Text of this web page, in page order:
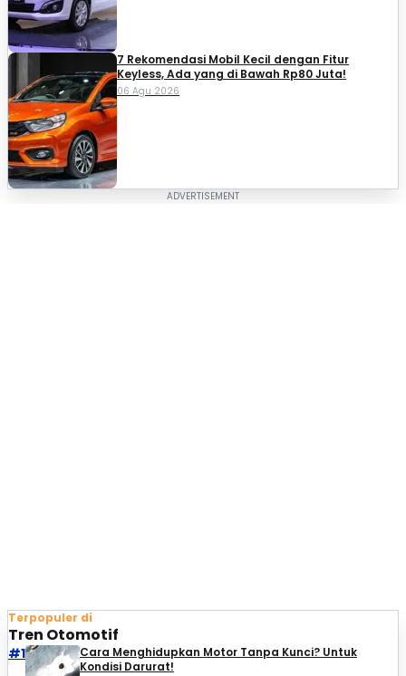
7 Rekomendasi Mobil Kecil dengan Fitur
Keyless, Ada yang di Bawah Rp80 Juta!
06 Agu 2026
Terpopuler di
Tren Otomotif
#1
Cara Menghidupkan Motor Tanpa Kunci? Untuk
Kondisi Darurat!